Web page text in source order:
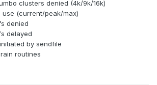
clusters denied (4k/9k/16k)
(current/peak/max)
denied
delayed
by sendfile
routines